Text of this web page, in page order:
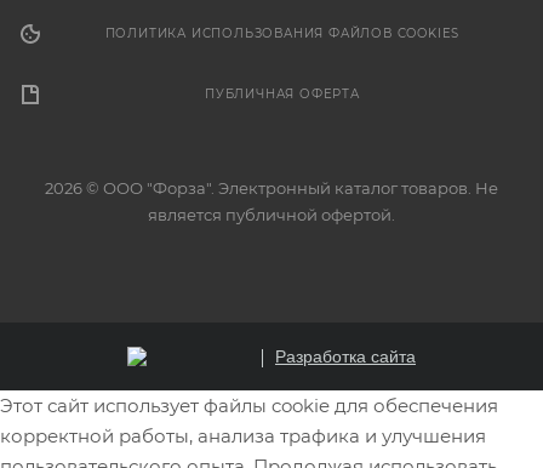
ПОЛИТИКА ИСПОЛЬЗОВАНИЯ ФАЙЛОВ COOKIES
ПУБЛИЧНАЯ ОФЕРТА
2026 © ООО "Форза". Электронный каталог товаров. Не
является публичной офертой.
Разработка сайта
Этот сайт использует файлы cookie для обеспечения
корректной работы, анализа трафика и улучшения